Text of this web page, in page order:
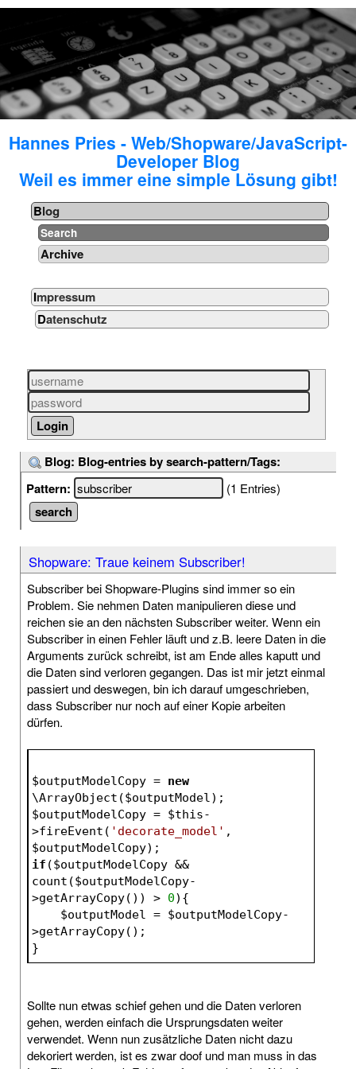
Hannes Pries - Web/Shopware/JavaScript-
Developer Blog
Weil es immer eine simple Lösung gibt!
Blog
Search
Archive
Impressum
Datenschutz
Blog: Blog-entries by search-pattern/Tags:
Pattern:
(1 Entries)
Shopware: Traue keinem Subscriber!
Subscriber bei Shopware-Plugins sind immer so ein
Problem. Sie nehmen Daten manipulieren diese und
reichen sie an den nächsten Subscriber weiter. Wenn ein
Subscriber in einen Fehler läuft und z.B. leere Daten in die
Arguments zurück schreibt, ist am Ende alles kaputt und
die Daten sind verloren gegangen. Das ist mir jetzt einmal
passiert und deswegen, bin ich darauf umgeschrieben,
dass Subscriber nur noch auf einer Kopie arbeiten
dürfen.
$outputModelCopy = new
\ArrayObject($outputModel);
$outputModelCopy = $this-
>fireEvent( 'decorate_model'
$outputModelCopy);
if ($outputModelCopy &&
count($outputModelCopy-
>getArrayCopy()) > 0){
$outputModel = $outputModelCopy-
>getArrayCopy();
}
Sollte nun etwas schief gehen und die Daten verloren
gehen, werden einfach die Ursprungsdaten weiter
verwendet. Wenn nun zusätzliche Daten nicht dazu
dekoriert werden, ist es zwar doof und man muss in das